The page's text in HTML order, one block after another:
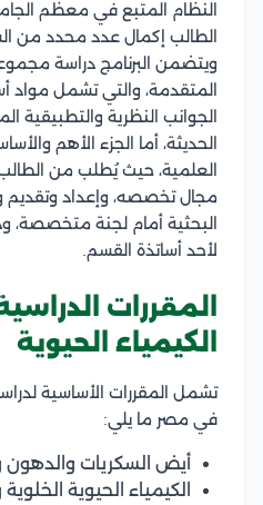
النظام المتبع في معظم
الطالب إكمال عدد محدد من
ويتضمن البرنامج دراسة
المتقدمة، والتي تشمل مواد
الجوانب النظرية والتطبيقية
الحديثة، أما الجزء الأهم
العلمية، حيث يُطلب من
مجال تخصصه، وإعداد وتقديم
البحثية أمام لجنة متخصصة،
لأحد أساتذة القسم.
المقررات
الكيمياء الحيوية
تشمل المقررات الأساسية
في مصر ما يلي:
أيض السكريات والدهون
الكيمياء الحيوية الخلوية